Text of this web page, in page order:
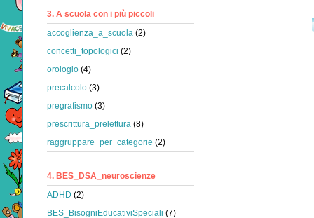
3. A scuola con i più piccoli
accoglienza_a_scuola (2)
concetti_topologici (2)
orologio (4)
precalcolo (3)
pregrafismo (3)
prescrittura_prelettura (8)
raggruppare_per_categorie (2)
4. BES_DSA_neuroscienze
ADHD (2)
BES_BisogniEducativiSpeciali (7)